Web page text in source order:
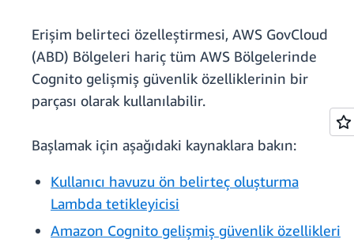
Erişim belirteci özelleştirmesi, AWS GovCloud
(ABD) Bölgeleri hariç tüm AWS Bölgelerinde
Cognito gelişmiş güvenlik özelliklerinin bir
parçası olarak kullanılabilir.
Başlamak için aşağıdaki kaynaklara bakın:
Kullanıcı havuzu ön belirteç oluşturma
Lambda tetikleyicisi
Amazon Cognito gelişmiş güvenlik özellikleri